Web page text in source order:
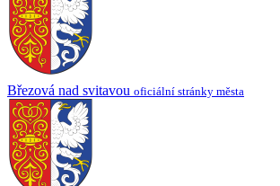
Březová nad svitavou oficiální stránky města